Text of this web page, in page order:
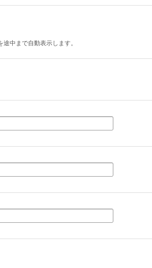
中まで自動表示します。